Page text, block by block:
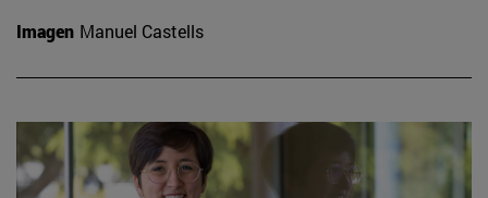
Imagen Manuel Castells